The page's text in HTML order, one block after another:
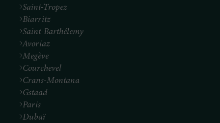
Saint-Tropez
Biarritz
Saint-Barthélemy
Avoriaz
Megève
Courchevel
Crans-Montana
Gstaad
Paris
Dubaï